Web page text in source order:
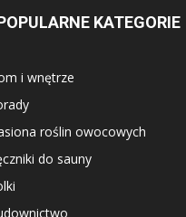
KATEGORIE
i wnętrze
roślin owocowych
do sauny